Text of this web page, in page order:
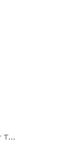
Polera con mangas 1/4 Zip Pullover TRU-SPEC®